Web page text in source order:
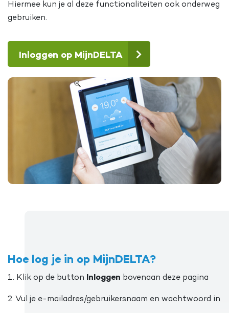
Hiermee kun je al deze functionaliteiten ook onderweg
gebruiken.
Inloggen op MijnDELTA
Hoe log je in op MijnDELTA?
1. Klik op de button Inloggen bovenaan deze pagina
2. Vul je e-mailadres/gebruikersnaam en wachtwoord in